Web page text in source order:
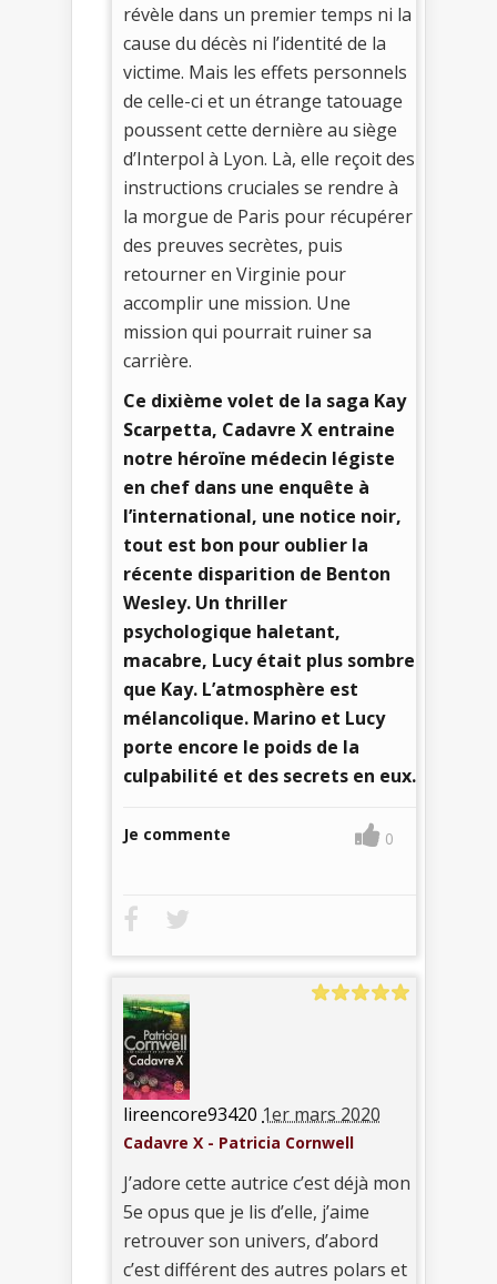
révèle dans un premier temps ni la
cause du décès ni l’identité de la
victime. Mais les effets personnels
de celle-ci et un étrange tatouage
poussent cette dernière au siège
d’Interpol à Lyon. Là, elle reçoit des
instructions cruciales se rendre à
la morgue de Paris pour récupérer
des preuves secrètes, puis
retourner en Virginie pour
accomplir une mission. Une
mission qui pourrait ruiner sa
carrière.
Ce dixième volet de la saga Kay
Scarpetta, Cadavre X entraine
notre héroïne médecin légiste
en chef dans une enquête à
l’international, une notice noir,
tout est bon pour oublier la
récente disparition de Benton
Wesley. Un thriller
psychologique haletant,
macabre, Lucy était plus sombre
que Kay. L’atmosphère est
mélancolique. Marino et Lucy
porte encore le poids de la
culpabilité et des secrets en eux.
Je commente 0
lireencore93420 1er mars 2020
Cadavre X - Patricia Cornwell
J’adore cette autrice c’est déjà mon
5e opus que je lis d’elle, j’aime
retrouver son univers, d’abord
c’est différent des autres polars et